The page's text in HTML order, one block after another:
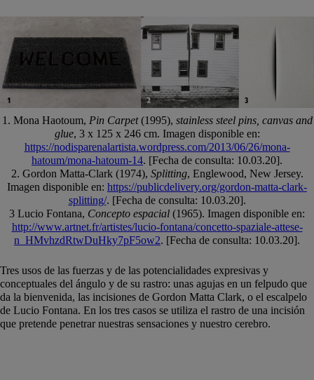
1. Mona Haotoum, Pin Carpet(1995), stainless steel pins, canvas and
glue, 3 x 125 x 246 cm. Imagen disponible en:
https://nodisparenalartista.wordpress.com/2013/06/26/mona-
hatoum/mona-hatoum-14. [Fecha de consulta: 10.03.20].
2. Gordon Matta-Clark (1974), Splitting, Englewood, New Jersey.
Imagen disponible en: https://publicdelivery.org/gordon-matta-clark-
splitting/. [Fecha de consulta: 10.03.20].
3 Lucio Fontana, Concepto espacial (1965). Imagen disponible en:
http://www.artnet.fr/artistes/lucio-fontana/concetto-spaziale-attese-
n_HMvhzdRtwDuHky7pF5ow2. [Fecha de consulta: 10.03.20].
Tres usos de las fuerzas y de las potencialidades expresivas y
conceptuales del ángulo y de su rastro: unas agujas en un felpudo que
da la bienvenida, las incisiones de Gordon Matta Clark, o el escalpelo
de Lucio Fontana. En los tres casos se utiliza el rastro de una incisión
que pretende penetrar nuestras sensaciones y nuestro cerebro.